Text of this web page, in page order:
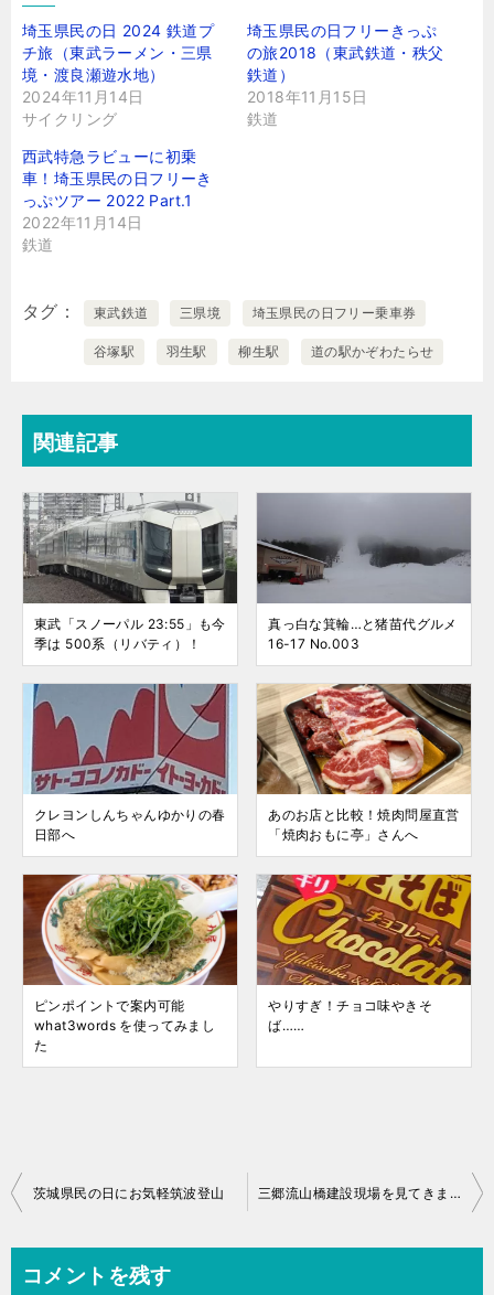
埼玉県民の日 2024 鉄道プ
チ旅（東武ラーメン・三県
境・渡良瀬遊水地）
2024年11月14日
サイクリング
埼玉県民の日フリーきっぷ
の旅2018（東武鉄道・秩父
鉄道）
2018年11月15日
鉄道
西武特急ラビューに初乗
車！埼玉県民の日フリーき
っぷツアー 2022 Part.1
2022年11月14日
鉄道
タグ 東武鉄道 三県境 埼玉県民の日フリー乗車券
谷塚駅 羽生駅 柳生駅 道の駅かぞわたらせ
関連記事
東武「スノーパル 23:55」も今
季は 500系（リバティ）！
真っ白な箕輪…と猪苗代グルメ
16-17 No.003
クレヨンしんちゃんゆかりの春
日部へ
あのお店と比較！焼肉問屋直営
「焼肉おもに亭」さんへ
ピンポイントで案内可能
what3words を使ってみまし
た
やりすぎ！チョコ味やきそ
ば……
投
茨城県民の日にお気軽筑波登山 三郷流山橋建設現場を見てきました 2020年11月
コメントを残す